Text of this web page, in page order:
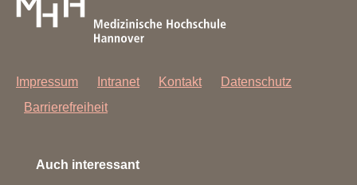
Impressum Intranet Kontakt
Datenschutz
Barrierefreiheit
Auch interessant